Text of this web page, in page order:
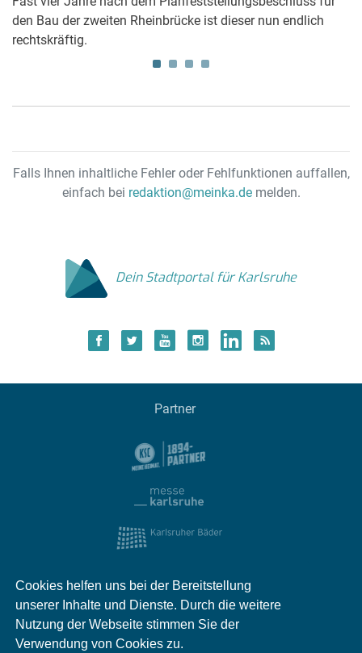
Cookies helfen uns bei der Bereitstellung
unserer Inhalte und Dienste. Durch die weitere
Nutzung der Webseite stimmen Sie der
Verwendung von Cookies zu.
den Bau der zweiten Rheinbrücke ist dieser nun endlich
rechtskräftig.
Falls Ihnen inhaltliche Fehler oder Fehlfunktionen auffallen,
einfach bei redaktion@meinka.demelden.
Dein Stadtportal für Karlsruhe
Partner